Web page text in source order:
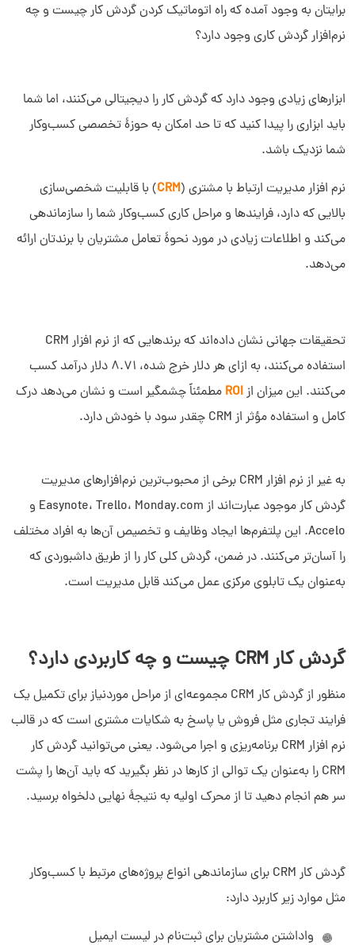
برایتان به وجود آمده که راه اتوماتیک کردن گردش کار چیست و چه
نرم‌افزار گردش کاری وجود دارد؟
ابزارهای زیادی وجود دارد که گردش کار را دیجیتالی می‌کنند، اما شما
باید ابزاری را پیدا کنید که تا حد امکان به حوزۀ تخصصی کسب‌وکار
شما نزدیک باشد.
نرم افزار مدیریت ارتباط با مشتری (CRM) با قابلیت شخصی‌سازی
بالایی که دارد، فرایندها و مراحل کاری کسب‌وکار شما را سازماندهی
می‌کند و اطلاعات زیادی در مورد نحوۀ تعامل مشتریان با برندتان ارائه
می‌دهد.
تحقیقات جهانی نشان داده‌اند که برندهایی که از نرم افزار CRM
استفاده می‌کنند، به ازای هر دلار خرج شده، 8.71 دلار درآمد کسب
می‌کنند. این میزان ازROI مطمئناً چشمگیر است و نشان می‌دهد درک
کامل و استفاده مؤثر از CRM چقدر سود با خودش دارد.
به غیر از نرم افزار CRM برخی از محبوب‌ترین نرم‌افزارهای مدیریت
گردش کار موجود عبارت‌اند از Easynote، Trello، Monday.com و
Accelo. این پلتفرم‌ها ایجاد وظایف و تخصیص آن‌ها به افراد مختلف
را آسان‌تر می‌کنند. در ضمن، گردش کلی کار را از طریق داشبوردی که
به‌عنوان یک تابلوی مرکزی عمل می‌کند قابل مدیریت است.
گردش کار CRM چیست و چه کاربردی دارد؟
منظور از گردش کار CRM مجموعه‌ای از مراحل موردنیاز برای تکمیل یک
فرایند تجاری مثل فروش یا پاسخ به شکایات مشتری است که در قالب
نرم افزار CRM برنامه‌ریزی و اجرا می‌شود. یعنی می‌توانید گردش کار
CRM را به‌عنوان یک توالی از کارها در نظر بگیرید که باید آن‌ها را پشت
سر هم انجام دهید تا از محرک اولیه به نتیجۀ نهایی دلخواه برسید.
گردش کار CRM برای سازماندهی انواع پروژه‌های مرتبط با کسب‌وکار
مثل موارد زیر کاربرد دارد:
واداشتن مشتریان برای ثبت‌نام در لیست ایمیل